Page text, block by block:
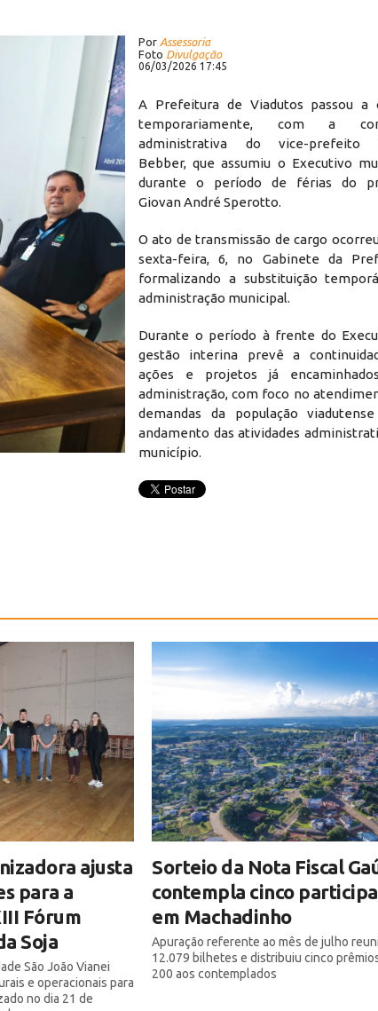
Por Assessoria
Foto Divulgação
06/03/2026 17:45
A Prefeitura de Viadutos passou a
temporariamente, com a
administrativa do vice-prefeito
Bebber, que assumiu o Executivo
durante o período de férias do
Giovan André Sperotto.
O ato de transmissão de cargo
sexta-feira, 6, no Gabinete da
formalizando a substituição
administração municipal.
Durante o período à frente do
gestão interina prevê a
ações e projetos já
administração, com foco no
demandas da população
andamento das atividades
município.
ajusta
para a
Fórum
Soja
São João Vianei
e operacionais para
no dia 21 de
Sorteio da Nota Fiscal
contempla cinco
em Machadinho
Apuração referente ao mês de julho
12.079 bilhetes e distribuiu cinco
200 aos contemplados